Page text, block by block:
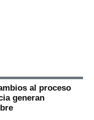
al proceso
generan